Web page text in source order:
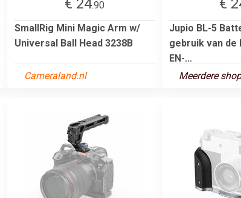
.90
SmallRig Mini Magic Arm w/
Universal Ball Head 3238B
Cameraland.nl
Jupio BL-5
gebruik van de
EN-...
Meerdere